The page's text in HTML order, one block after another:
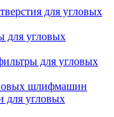
для угловых
для угловых
для угловых
шлифмашин
для угловых